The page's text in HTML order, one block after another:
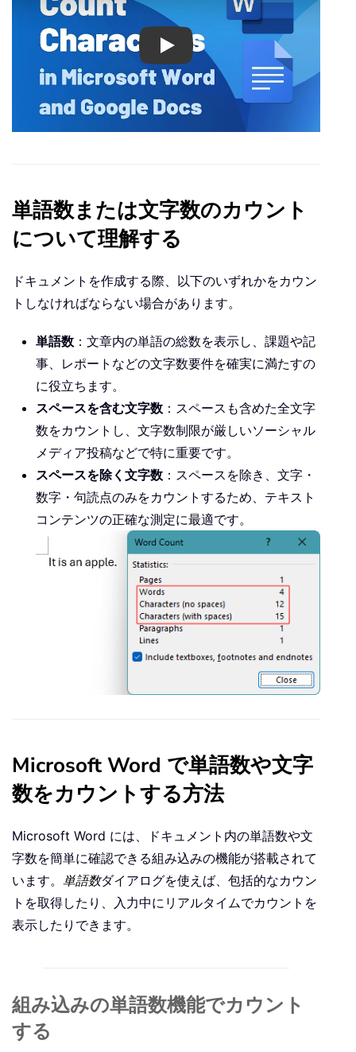
Play
単語数または文字数のカウント
について理解する
ドキュメントを作成する際、以下のいずれかをカウン
トしなければならない場合があります。
単語数 ：文章内の単語の総数を表示し、課題や記
事、レポートなどの文字数要件を確実に満たすの
に役立ちます。
スペースを含む文字数 ：スペースも含めた全文字
数をカウントし、文字数制限が厳しいソーシャル
メディア投稿などで特に重要です。
スペースを除く文字数 ：スペースを除き、文字・
数字・句読点のみをカウントするため、テキスト
コンテンツの正確な測定に最適です。
Microsoft Word で単語数や文字
数をカウントする方法
Microsoft Word には、ドキュメント内の単語数や文
字数を簡単に確認できる組み込みの機能が搭載されて
います。 単語数ダイアログを使えば、包括的なカウン
トを取得したり、入力中にリアルタイムでカウントを
表示したりできます。
組み込みの単語数機能でカウント
する